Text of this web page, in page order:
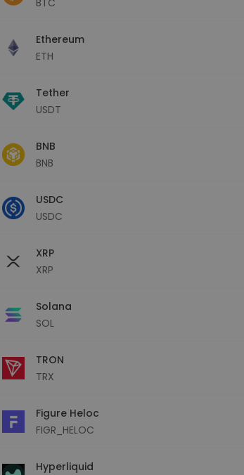
Ethereum
ETH
Tether
USDT
BNB
BNB
USDC
USDC
XRP
XRP
Solana
SOL
TRON
TRX
Figure Heloc
FIGR_HELOC
Hyperliquid